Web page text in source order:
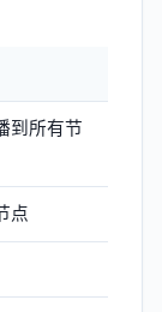
到所有节
点